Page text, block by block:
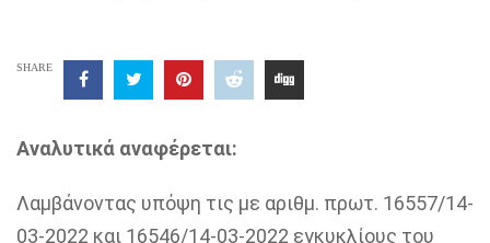
SHARE
Αναλυτικά αναφέρεται:
Λαμβάνοντας υπόψη τις με αριθμ. πρωτ. 16557/14-
03-2022 και 16546/14-03-2022 εγκυκλίους του